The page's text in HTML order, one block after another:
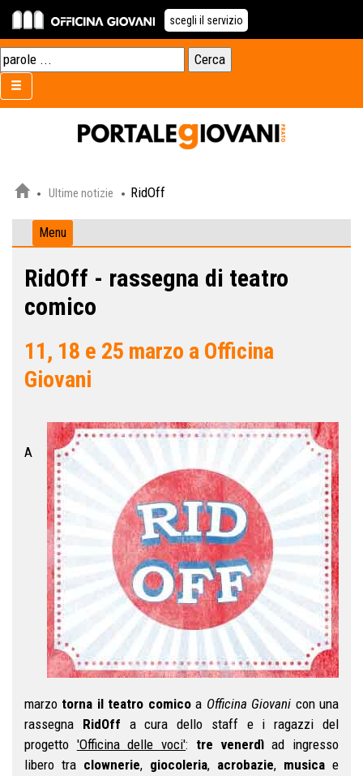
scegli il servizio
Ultime notizie RidOff
Menu
RidOff - rassegna di teatro
comico
11, 18 e 25 marzo a Officina
Giovani
A
marzo torna il teatro comicoa Officina Giovani con una
rassegna RidOff a cura dello staff e i ragazzi del
progetto 'Officina delle voci': tre venerdìad ingresso
libero tra clownerie, giocoleria, acrobazie, musica e